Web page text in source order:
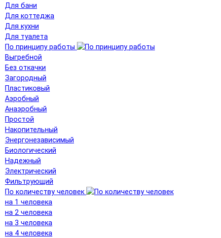
Для бани
Для коттеджа
Для кухни
Для туалета
По принципу работы
Выгребной
Без откачки
Загородный
Пластиковый
Аэробный
Анаэробный
Простой
Накопительный
Энергонезависимый
Биологический
Надежный
Электрический
Фильтрующий
По количеству человек
на 1 человека
на 2 человека
на 3 человека
на 4 человека